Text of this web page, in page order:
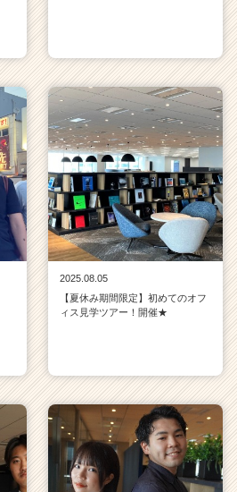
2025.08.05
【夏休み期間限定】初めてのオフ
ィス見学ツアー！開催★